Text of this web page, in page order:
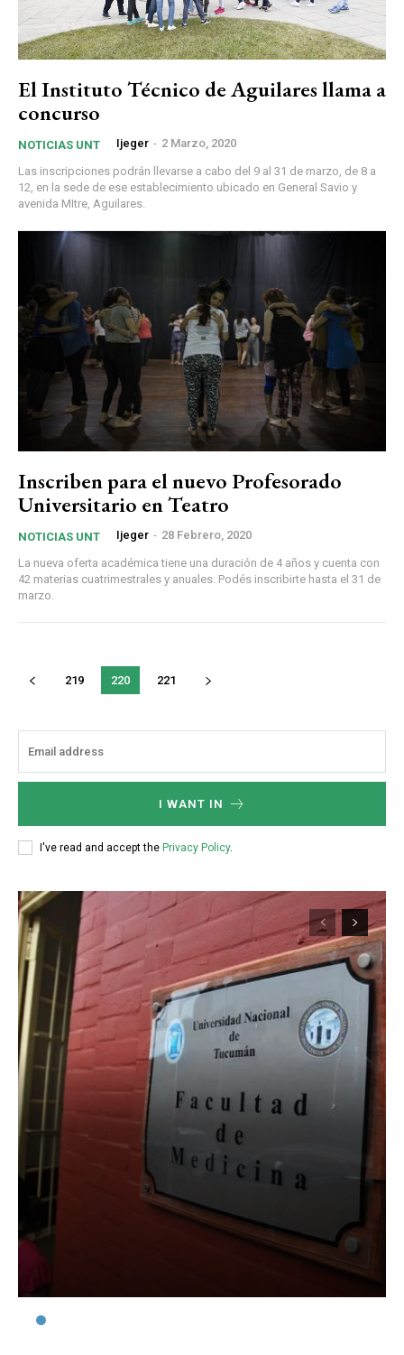
El Instituto Técnico de Aguilares llama a
concurso
NOTICIAS UNT Ijeger - 2 Marzo, 2020
Las inscripciones podrán llevarse a cabo del 9 al 31 de marzo, de 8 a
12, en la sede de ese establecimiento ubicado en General Savio y
avenida MItre, Aguilares.
Inscriben para el nuevo Profesorado
Universitario en Teatro
NOTICIAS UNT Ijeger - 28 Febrero, 2020
La nueva oferta académica tiene una duración de 4 años y cuenta con
42 materias cuatrimestrales y anuales. Podés inscribirte hasta el 31 de
marzo.
219 220 221
I WANT IN
I've read and accept the Privacy Policy.